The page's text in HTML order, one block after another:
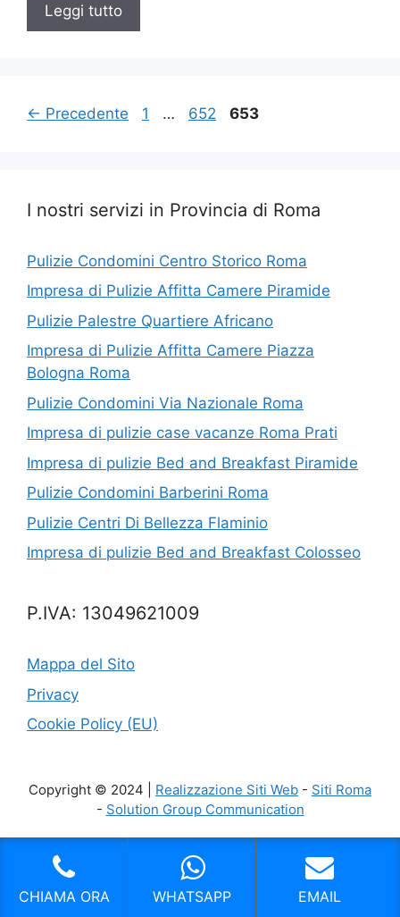
Leggi tutto
← Precedente Pagina
1 … Pagina
652 Pagina
653
I nostri servizi in Provincia di Roma
Pulizie Condomini Centro Storico Roma
Impresa di Pulizie Affitta Camere Piramide
Pulizie Palestre Quartiere Africano
Impresa di Pulizie Affitta Camere Piazza
Bologna Roma
Pulizie Condomini Via Nazionale Roma
Impresa di pulizie case vacanze Roma Prati
Impresa di pulizie Bed and Breakfast Piramide
Pulizie Condomini Barberini Roma
Pulizie Centri Di Bellezza Flaminio
Impresa di pulizie Bed and Breakfast Colosseo
P.IVA: 13049621009
Mappa del Sito
Privacy
Cookie Policy (EU)
Copyright © 2024 | Realizzazione Siti Web - Siti Roma
- Solution Group Communication
CHIAMA ORA WHATSAPP EMAIL